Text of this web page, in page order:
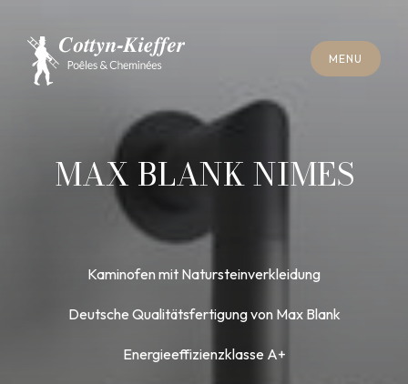
M EN U
MENU
REINIGUN
MIN RNSTEI
HL
H E SS E N
MAX BLANK NIMES
Kaminofen mit Natursteinverkleidung
Deutsche Qualitätsfertigung von Max Blank
Energieeffizienzklasse A+